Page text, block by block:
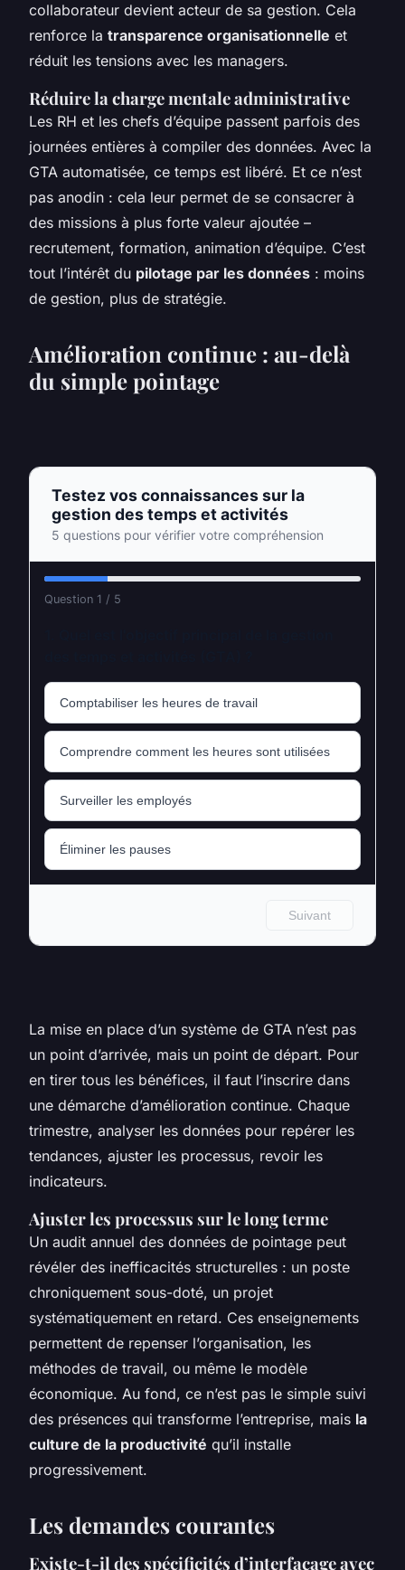
collaborateur devient acteur de sa gestion. Cela
renforce la transparence organisationnelle et
réduit les tensions avec les managers.
Réduire la charge mentale administrative
Les RH et les chefs d’équipe passent parfois des
journées entières à compiler des données. Avec la
GTA automatisée, ce temps est libéré. Et ce n’est
pas anodin : cela leur permet de se consacrer à
des missions à plus forte valeur ajoutée –
recrutement, formation, animation d’équipe. C’est
tout l’intérêt du pilotage par les données : moins
de gestion, plus de stratégie.
Amélioration continue : au-delà
du simple pointage
La mise en place d’un système de GTA n’est pas
un point d’arrivée, mais un point de départ. Pour
en tirer tous les bénéfices, il faut l’inscrire dans
une démarche d’amélioration continue. Chaque
trimestre, analyser les données pour repérer les
tendances, ajuster les processus, revoir les
indicateurs.
Ajuster les processus sur le long terme
Un audit annuel des données de pointage peut
révéler des inefficacités structurelles : un poste
chroniquement sous-doté, un projet
systématiquement en retard. Ces enseignements
permettent de repenser l’organisation, les
méthodes de travail, ou même le modèle
économique. Au fond, ce n’est pas le simple suivi
des présences qui transforme l’entreprise, mais la
culture de la productivité qu’il installe
progressivement.
Les demandes courantes
Existe-t-il des spécificités d’interfaçage avec